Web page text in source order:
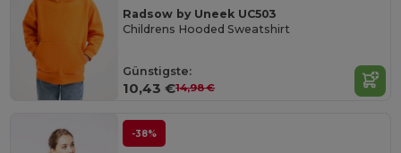
Radsow by Uneek UC503
Childrens Hooded Sweatshirt
Günstigste:
10,43 €14,98 €
-38%